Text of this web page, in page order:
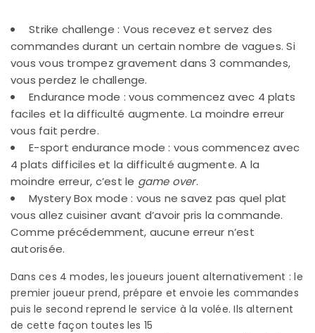
Strike challenge : Vous recevez et servez des
commandes durant un certain nombre de vagues. Si
vous vous trompez gravement dans 3 commandes,
vous perdez le challenge.
Endurance mode : vous commencez avec 4 plats
faciles et la difficulté augmente. La moindre erreur
vous fait perdre.
E-sport endurance mode : vous commencez avec
4 plats difficiles et la difficulté augmente. A la
moindre erreur, c’est le game over.
Mystery Box mode : vous ne savez pas quel plat
vous allez cuisiner avant d’avoir pris la commande.
Comme précédemment, aucune erreur n’est
autorisée.
Dans ces 4 modes, les joueurs jouent alternativement : le
premier joueur prend, prépare et envoie les commandes
puis le second reprend le service à la volée. Ils alternent
de cette façon toutes les 15